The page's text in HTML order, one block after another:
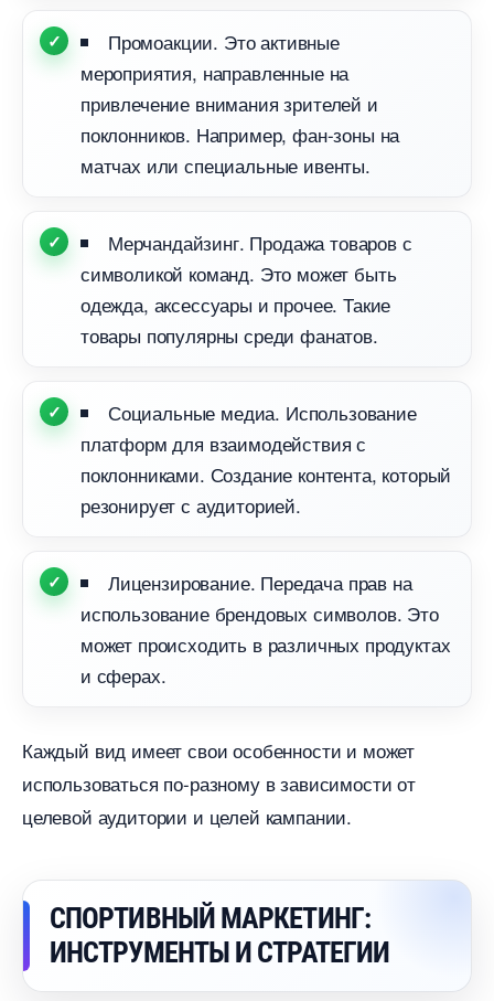
Промоакции. Это активные
мероприятия, направленные на
привлечение внимания зрителей и
поклонников. Например, фан-зоны на
матчах или специальные ивенты.
Мерчандайзинг. Продажа товаров с
символикой команд. Это может быть
одежда, аксессуары и прочее. Такие
товары популярны среди фанатов.
Социальные медиа. Использование
платформ для взаимодействия с
поклонниками. Создание контента, который
резонирует с аудиторией.
Лицензирование. Передача прав на
использование брендовых символов. Это
может происходить в различных продуктах
и сферах.
Каждый вид имеет свои особенности и может
использоваться по-разному в зависимости от
целевой аудитории и целей кампании.
СПОРТИВНЫЙ МАРКЕТИНГ:
ИНСТРУМЕНТЫ И СТРАТЕГИИ